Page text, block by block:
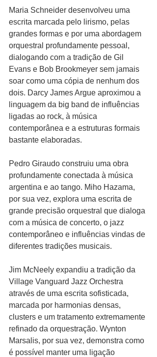
Maria Schneider desenvolveu uma
escrita marcada pelo lirismo, pelas
grandes formas e por uma abordagem
orquestral profundamente pessoal,
dialogando com a tradição de Gil
Evans e Bob Brookmeyer sem jamais
soar como uma cópia de nenhum dos
dois. Darcy James Argue aproximou a
linguagem da big band de influências
ligadas ao rock, à música
contemporânea e a estruturas formais
bastante elaboradas.
Pedro Giraudo construiu uma obra
profundamente conectada à música
argentina e ao tango. Miho Hazama,
por sua vez, explora uma escrita de
grande precisão orquestral que dialoga
com a música de concerto, o jazz
contemporâneo e influências vindas de
diferentes tradições musicais.
Jim McNeely expandiu a tradição da
Village Vanguard Jazz Orchestra
através de uma escrita sofisticada,
marcada por harmonias densas,
clusters e um tratamento extremamente
refinado da orquestração. Wynton
Marsalis, por sua vez, demonstra como
é possível manter uma ligação